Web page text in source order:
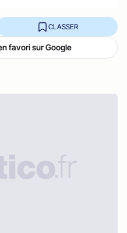
CLASSER
favori sur Google